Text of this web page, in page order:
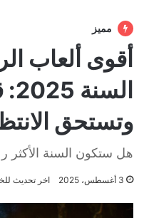
مميز
أقوى ألعاب
وتستحق
هل ستكون السنة الأكثر
3 أغسطس، 2025 اخر تحديث للخبر: 4